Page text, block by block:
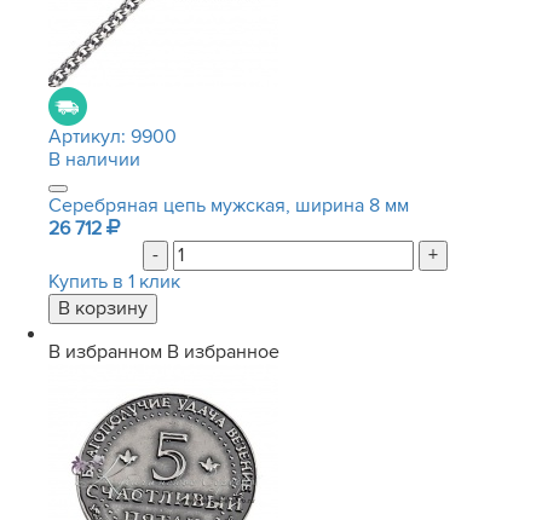
Артикул: 9900
В наличии
Серебряная цепь мужская, ширина 8 мм
26 712
-
+
Купить в 1 клик
В избранном В избранное